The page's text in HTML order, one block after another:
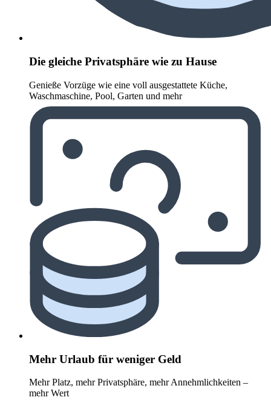
Die gleiche Privatsphäre wie zu Hause
Genieße Vorzüge wie eine voll ausgestattete Küche,
Waschmaschine, Pool, Garten und mehr
Mehr Urlaub für weniger Geld
Mehr Platz, mehr Privatsphäre, mehr Annehmlichkeiten –
mehr Wert